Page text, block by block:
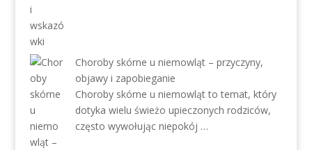
Choroby skórne u niemowląt – przyczyny,
objawy i zapobieganie
Choroby skórne u niemowląt to temat, który
dotyka wielu świeżo upieczonych rodziców,
często wywołując niepokój …